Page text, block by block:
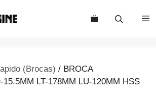
(Brocas) / BROCA
15.5MM LT-178MM LU-120MM HSS